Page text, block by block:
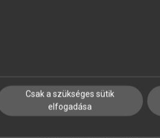
Csak a szükséges sütik
elfogadása